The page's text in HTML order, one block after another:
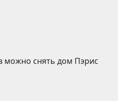
можно снять дом Пэрис